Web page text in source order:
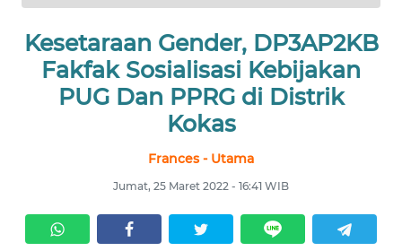
Kesetaraan Gender, DP3AP2KB
Fakfak Sosialisasi Kebijakan
PUG Dan PPRG di Distrik
Kokas
Frances - Utama
Jumat, 25 Maret 2022 - 16:41 WIB
UTAMA
NUSANTARA
SERBI